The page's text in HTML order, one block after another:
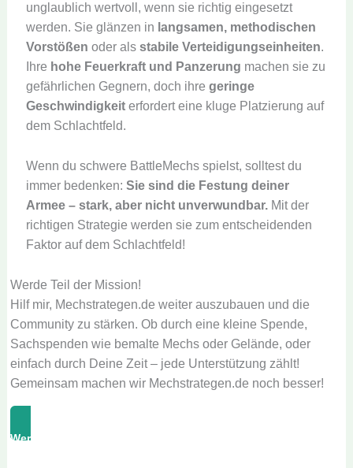
unglaublich wertvoll, wenn sie richtig eingesetzt
werden. Sie glänzen in langsamen, methodischen
Vorstößen oder als stabile Verteidigungseinheiten.
Ihre hohe Feuerkraft und Panzerung machen sie zu
gefährlichen Gegnern, doch ihre geringe
Geschwindigkeiterfordert eine kluge Platzierung auf
dem Schlachtfeld.
Wenn du schwere BattleMechs spielst, solltest du
immer bedenken: Sie sind die Festung deiner
Armee – stark, aber nicht unverwundbar.Mit der
richtigen Strategie werden sie zum entscheidenden
Faktor auf dem Schlachtfeld!
Werde Teil der Mission!
Hilf mir, Mechstrategen.de weiter auszubauen und die
Community zu stärken. Ob durch eine kleine Spende,
Sachspenden wie bemalte Mechs oder Gelände, oder
einfach durch Deine Zeit – jede Unterstützung zählt!
Gemeinsam machen wir Mechstrategen.de noch besser!
Werde Unterstützer